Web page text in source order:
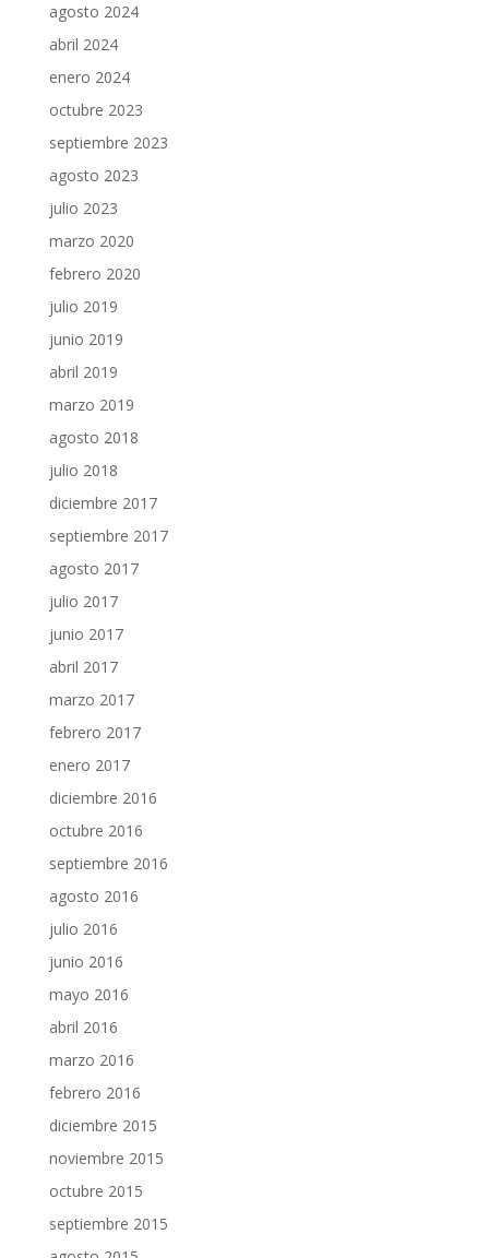
agosto 2024
abril 2024
enero 2024
octubre 2023
septiembre 2023
agosto 2023
julio 2023
marzo 2020
febrero 2020
julio 2019
junio 2019
abril 2019
marzo 2019
agosto 2018
julio 2018
diciembre 2017
septiembre 2017
agosto 2017
julio 2017
junio 2017
abril 2017
marzo 2017
febrero 2017
enero 2017
diciembre 2016
octubre 2016
septiembre 2016
agosto 2016
julio 2016
junio 2016
mayo 2016
abril 2016
marzo 2016
febrero 2016
diciembre 2015
noviembre 2015
octubre 2015
septiembre 2015